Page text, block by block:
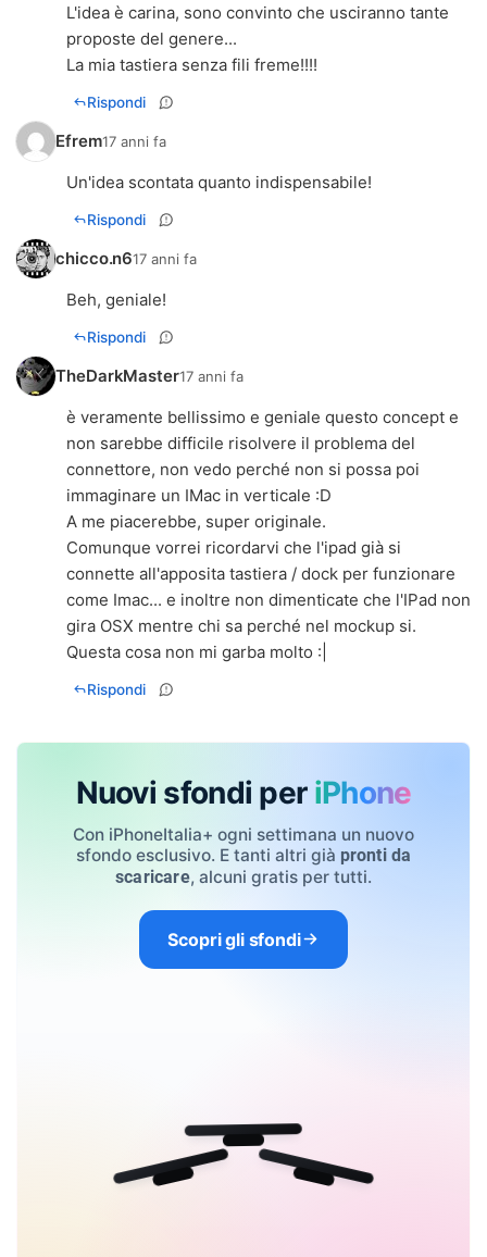
L'idea è carina, sono convinto che usciranno tante
proposte del genere...
La mia tastiera senza fili freme!!!!
Rispondi
Efrem17 anni fa
Un'idea scontata quanto indispensabile!
Rispondi
chicco.n617 anni fa
Beh, geniale!
Rispondi
TheDarkMaster17 anni fa
è veramente bellissimo e geniale questo concept e
non sarebbe difficile risolvere il problema del
connettore, non vedo perché non si possa poi
immaginare un IMac in verticale :D
A me piacerebbe, super originale.
Comunque vorrei ricordarvi che l'ipad già si
connette all'apposita tastiera / dock per funzionare
come Imac... e inoltre non dimenticate che l'IPad non
gira OSX mentre chi sa perché nel mockup si.
Questa cosa non mi garba molto :|
Rispondi
Nuovi sfondi per iPhone
Con iPhoneItalia+ ogni settimana un nuovo
sfondo esclusivo. E tanti altri già pronti da
scaricare, alcuni gratis per tutti.
Scopri gli sfondi